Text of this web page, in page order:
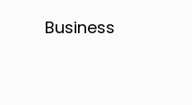
Business